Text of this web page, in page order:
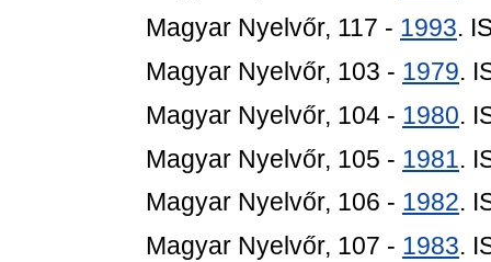
Magyar Nyelvőr, 117 - 1993.
Magyar Nyelvőr, 103 - 1979.
Magyar Nyelvőr, 104 - 1980.
Magyar Nyelvőr, 105 - 1981.
Magyar Nyelvőr, 106 - 1982.
Magyar Nyelvőr, 107 - 1983.